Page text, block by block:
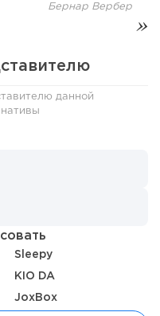
Бернар Вербер
данной
Sleepy
KIO DA
JoxBox